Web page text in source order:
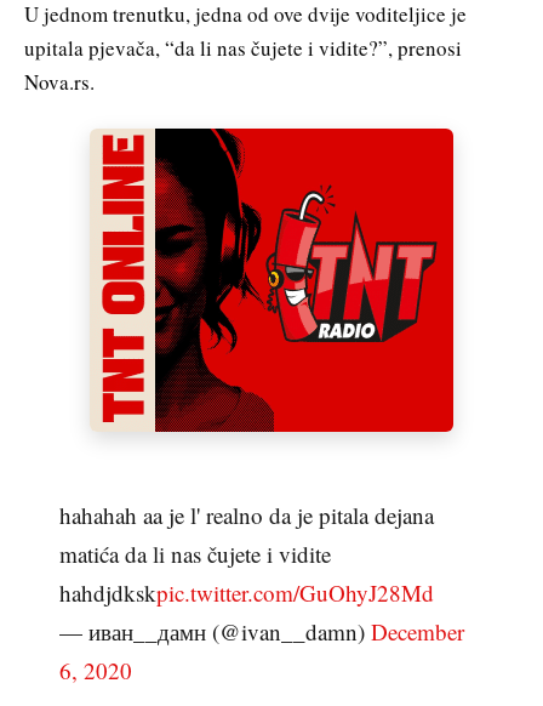
U jednom trenutku, jedna od ove dvije voditeljice je
upitala pjevača, “da li nas čujete i vidite?”, prenosi
Nova.rs.
hahahah aa je l' realno da je pitala dejana
matića da li nas čujete i vidite
hahdjdkskpic.twitter.com/GuOhyJ28Md
— иван__дамн (@ivan__damn) December
6, 2020